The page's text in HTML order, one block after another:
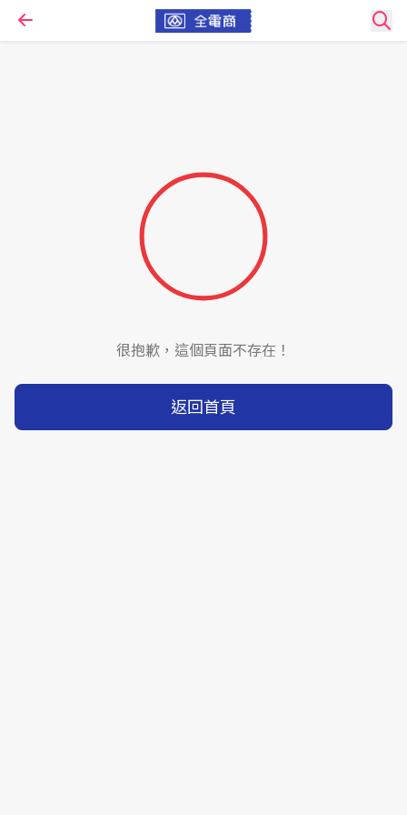
很抱歉，這個頁面不存在！
返回首頁